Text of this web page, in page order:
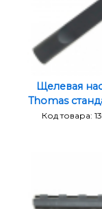
Щелевая
Thomas
Код товара: